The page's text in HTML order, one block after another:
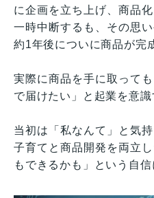
に企画を立ち上げ、商品
一時中断するも、その思
約1年後についに商品が完
実際に商品を手に取って
で届けたい」と起業を意識
当初は「私なんて」と気
子育てと商品開発を両立
もできるかも」という自信